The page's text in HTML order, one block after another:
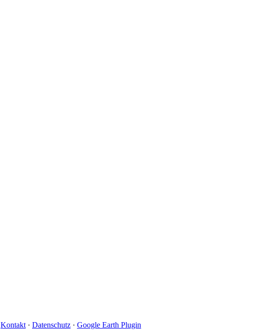
Kontakt · Datenschutz · Google Earth Plugin